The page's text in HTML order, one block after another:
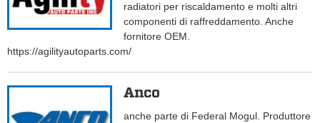
radiatori per riscaldamento e molti altri
componenti di raffreddamento. Anche
fornitore OEM.
https://agilityautoparts.com/
Anco
anche parte di Federal Mogul. Produttore